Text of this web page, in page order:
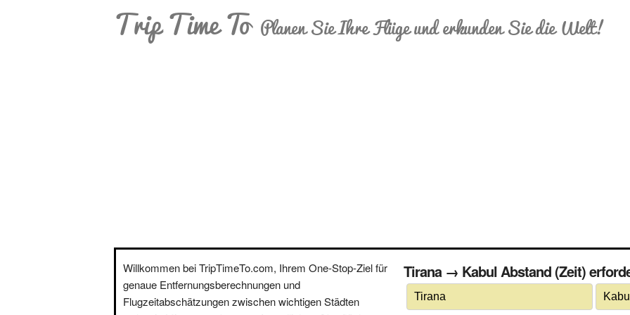
Trip Time To Planen Sie Ihre Flüge und erkunden Sie die Welt!
Willkommen bei TripTimeTo.com, Ihrem One-Stop-Ziel für
genaue Entfernungsberechnungen und
Flugzeitabschätzungen zwischen wichtigen Städten
Tirana → Kabul Abstand (Zeit)